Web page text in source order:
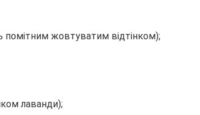
помітним жовтуватим відтінком);
лаванди);